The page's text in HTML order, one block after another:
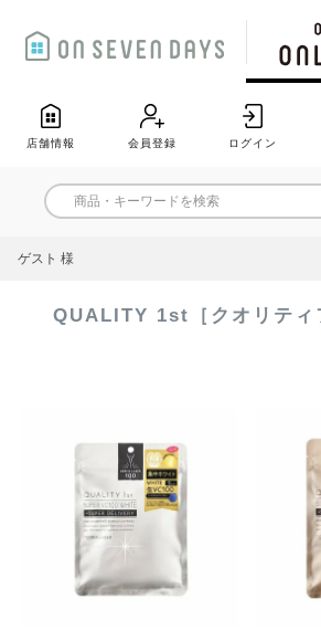
店舗情報 会員登録 ログイン
ゲスト 様
QUALITY 1st［クオリティ